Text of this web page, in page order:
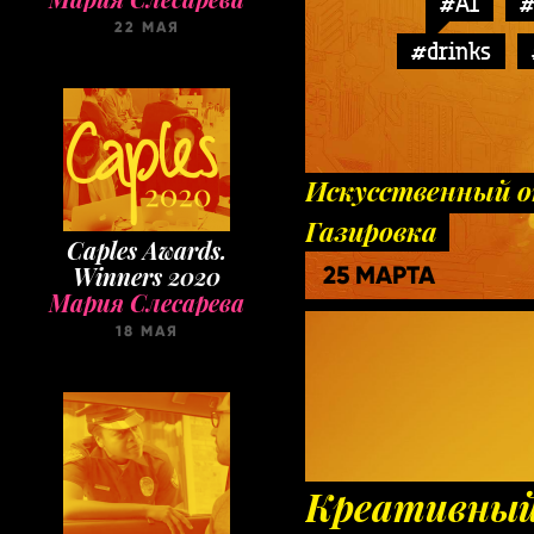
22 МАЯ
Caples Awards.
Winners 2020
Мария Слесарева
18 МАЯ
#drinks
Искусственный
Газировка
25 МАРТА